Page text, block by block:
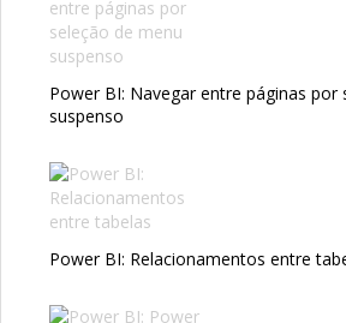
Power BI: Navegar entre páginas por
suspenso
Power BI: Relacionamentos entre